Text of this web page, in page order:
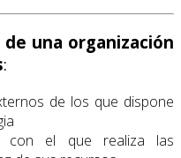
una organización
:
de los que dispone
con el que realiza las